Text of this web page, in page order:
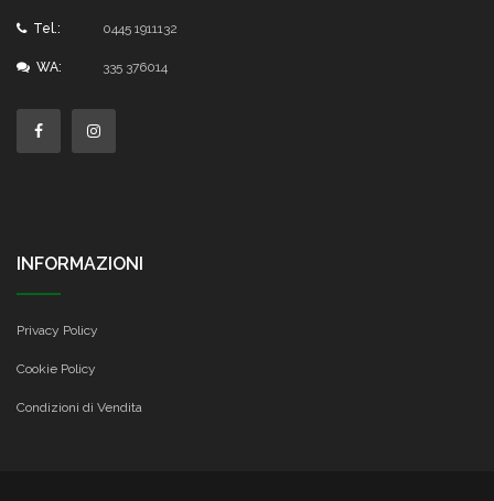
Tel.: 0445 1911132
WA: 335 376014
INFORMAZIONI
Privacy Policy
Cookie Policy
Condizioni di Vendita